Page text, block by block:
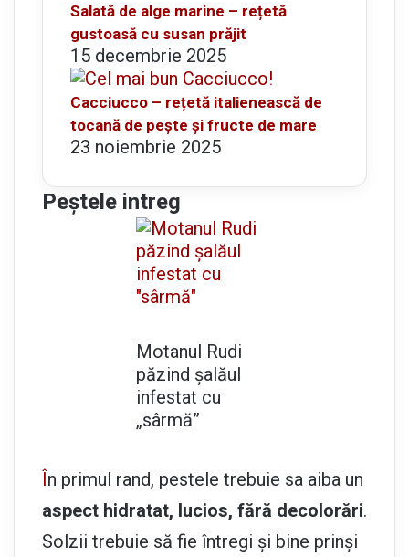
Salată de alge marine – rețetă
gustoasă cu susan prăjit
15 decembrie 2025
Cacciucco – rețetă italienească de
tocană de pește și fructe de mare
23 noiembrie 2025
Peștele intreg
Motanul Rudi
păzind șalăul
infestat cu
„sârmă”
În primul rand, pestele trebuie sa aiba un
aspect hidratat, lucios, fără decolorări.
Solzii trebuie să fie întregi și bine prinși